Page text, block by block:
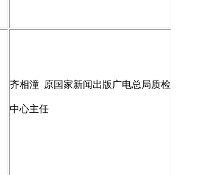
齐相潼 原国家新闻出版广电总局质检
中心主任